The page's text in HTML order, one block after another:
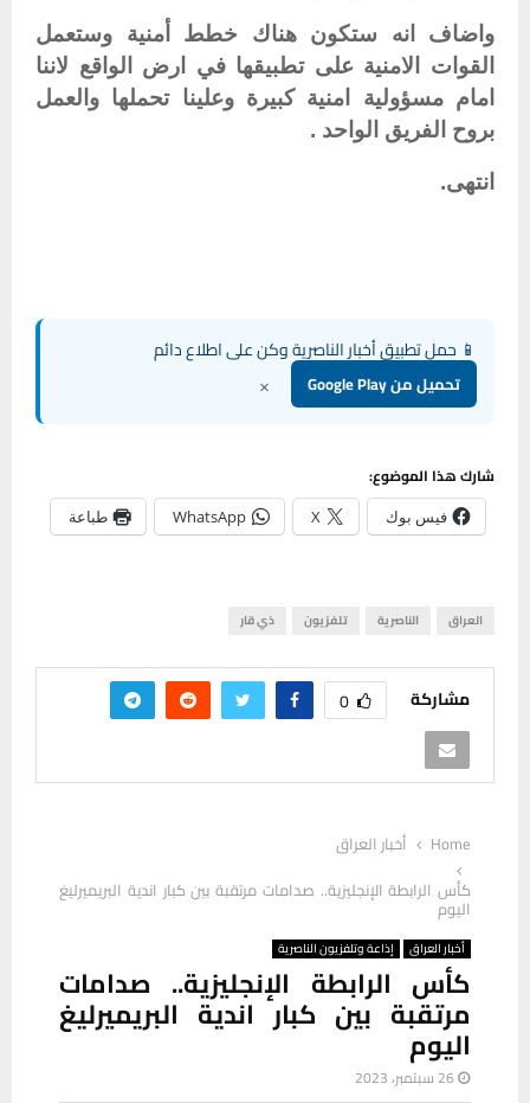
واضاف انه ستكون هناك خطط أمنية وستعمل
القوات الامنية على تطبيقها في ارض الواقع لاننا
امام مسؤولية امنية كبيرة وعلينا تحملها والعمل
بروح الفريق الواحد .
انتهى.
📱 حمل تطبيق أخبار الناصرية وكن على اطلاع دائم
تحميل من Google Play ×
شارك هذا الموضوع:
فيس بوك X
WhatsApp طباعة
العراق الناصرية تلفزيون ذي قار
مشاركة 0
Home
أخبار العراق
كأس الرابطة الإنجليزية.. صدامات مرتقبة بين كبار اندية البريميرليغ
اليوم
أخبار العراق إذاعة وتلفزيون الناصرية
كأس الرابطة الإنجليزية.. صدامات
مرتقبة بين كبار اندية البريميرليغ
اليوم
26 سبتمبر، 2023